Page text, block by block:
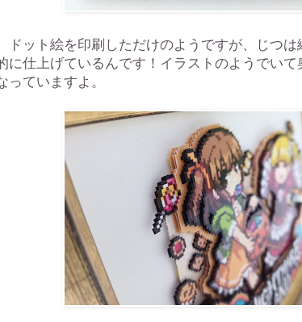
ドット絵を印刷しただけのようですが、じつは
に仕上げているんです！イラストのようでい
っていますよ。